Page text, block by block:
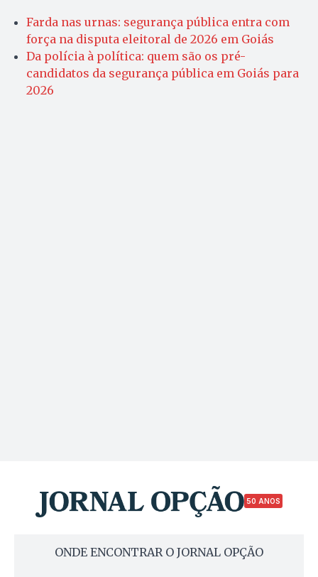
Farda nas urnas: segurança pública entra com
força na disputa eleitoral de 2026 em Goiás
Da polícia à política: quem são os pré-
candidatos da segurança pública em Goiás para
2026
50 ANOS
ONDE ENCONTRAR O JORNAL OPÇÃO